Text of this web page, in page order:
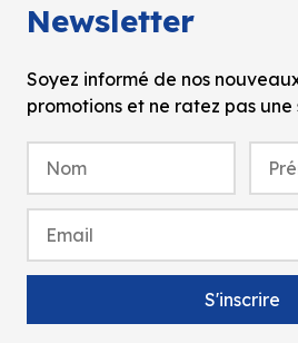
Newsletter
Soyez informé de nos
promotions et ne ratez pas